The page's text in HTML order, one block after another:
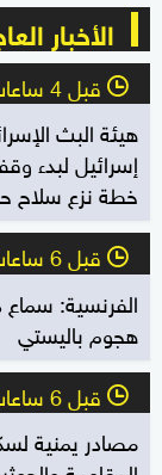
الأخبار
l قبل 4 ساعات
هيئة البث
إسرائيل لبدء
خطة نزع سلاح
l قبل 6 ساعات
الفرنسية:
هجوم باليستي
l قبل 6 ساعات
مصادر يمنية